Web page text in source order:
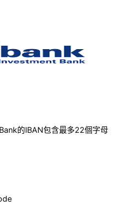
的IBAN包含最多22個字母